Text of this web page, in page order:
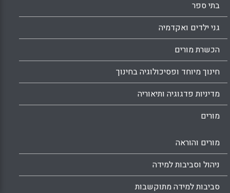
בתי ספר
גני ילדים ואקדמיה
הכשרת מורים
חינוך מיוחד ופסיכולוגיה בחינוך
מדיניות פדגוגיה ותיאוריה
מורים
מורים והוראה
ניהול וסביבות למידה
סביבות למידה מתוקשבות